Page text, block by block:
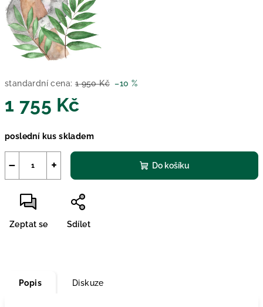
standardní cena: 1 950 Kč –10 %
1 755 Kč
cena:
poslední kus skladem
+
− Do košíku
Zeptat se Sdílet
Popis Diskuze